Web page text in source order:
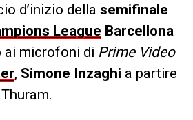
d’inizio della semifinale
League Barcellona
ai microfoni di Prime Video
, Simone Inzaghi a partire